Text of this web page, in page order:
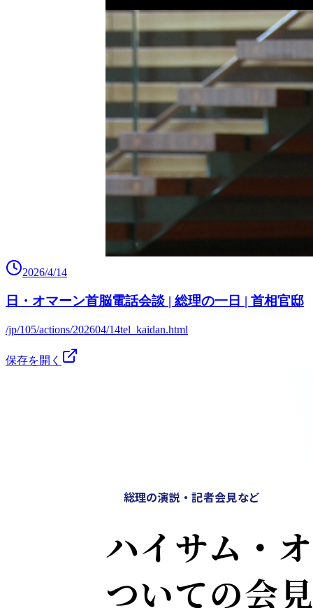
2026/4/14
日・オマーン首脳電話会談 | 総理の一日 | 首相官邸
/jp/105/actions/202604/14tel_kaidan.html
保存を開く